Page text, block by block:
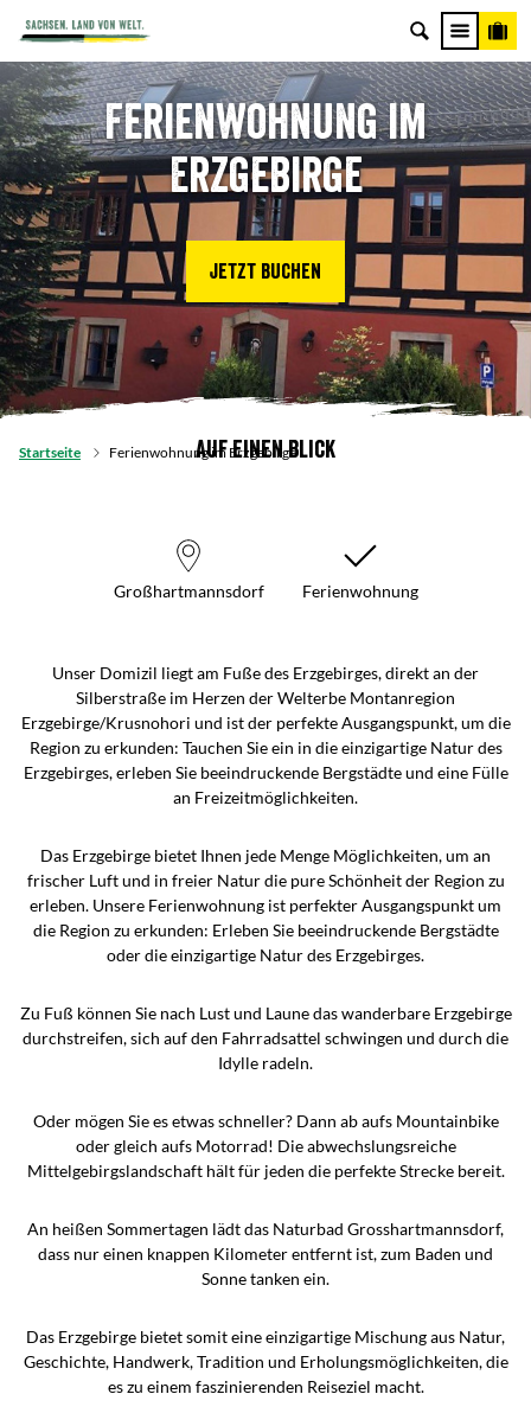
Ferienwohnung im
Erzgebirge
Jetzt buchen
Startseite Ferienwohnung im Erzgebirge
Auf einen Blick
Großhartmannsdorf Ferienwohnung
Unser Domizil liegt am Fuße des Erzgebirges, direkt an der
Silberstraße im Herzen der Welterbe Montanregion
Erzgebirge/Krusnohori und ist der perfekte Ausgangspunkt, um die
Region zu erkunden: Tauchen Sie ein in die einzigartige Natur des
Erzgebirges, erleben Sie beeindruckende Bergstädte und eine Fülle
an Freizeitmöglichkeiten.
Das Erzgebirge bietet Ihnen jede Menge Möglichkeiten, um an
frischer Luft und in freier Natur die pure Schönheit der Region zu
erleben. Unsere Ferienwohnung ist perfekter Ausgangspunkt um
die Region zu erkunden: Erleben Sie beeindruckende Bergstädte
oder die einzigartige Natur des Erzgebirges.
Zu Fuß können Sie nach Lust und Laune das wanderbare Erzgebirge
durchstreifen, sich auf den Fahrradsattel schwingen und durch die
Idylle radeln.
Oder mögen Sie es etwas schneller? Dann ab aufs Mountainbike
oder gleich aufs Motorrad! Die abwechslungsreiche
Mittelgebirgslandschaft hält für jeden die perfekte Strecke bereit.
An heißen Sommertagen lädt das Naturbad Grosshartmannsdorf,
dass nur einen knappen Kilometer entfernt ist, zum Baden und
Sonne tanken ein.
Das Erzgebirge bietet somit eine einzigartige Mischung aus Natur,
Geschichte, Handwerk, Tradition und Erholungsmöglichkeiten, die
es zu einem faszinierenden Reiseziel macht.